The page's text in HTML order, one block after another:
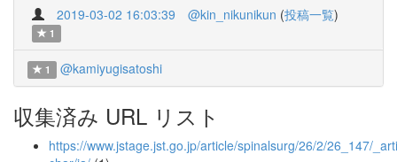
2019-03-02 16:03:39 @kin_nikunikun (投稿一覧)
1
1 @kamiyugisatoshi
収集済み URL リスト
https://www.jstage.jst.go.jp/article/spinalsurg/26/2/26_147/